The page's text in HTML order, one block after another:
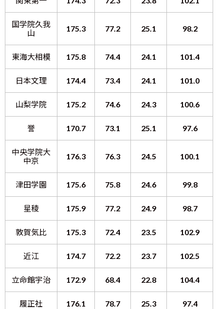
国学院久我
山
175.3 77.2 25.1 98.2
東海大相模 175.8 74.4 24.1 101.4
日本文理 174.4 73.4 24.1 101.0
山梨学院 175.2 74.6 24.3 100.6
誉 170.7 73.1 25.1 97.6
中央学院大
中京
176.3 76.3 24.5 100.1
津田学園 175.6 75.8 24.6 99.8
星稜 175.9 77.2 24.9 98.7
敦賀気比 175.3 72.4 23.5 102.9
近江 174.7 72.2 23.7 102.5
立命館宇治 172.9 68.4 22.8 104.4
履正社 176.1 78.7 25.3 97.4